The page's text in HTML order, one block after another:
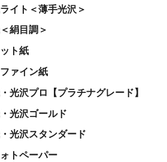
イト＜薄手光沢＞
絹目調＞
ト紙
ァイン紙
光沢プロ【プラチナグレード】
光沢ゴールド
光沢スタンダード
トペーパー